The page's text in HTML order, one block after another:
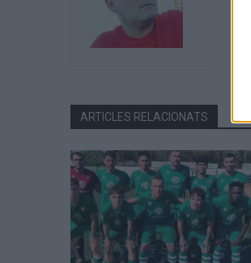
ARTICLES RELACIONATS